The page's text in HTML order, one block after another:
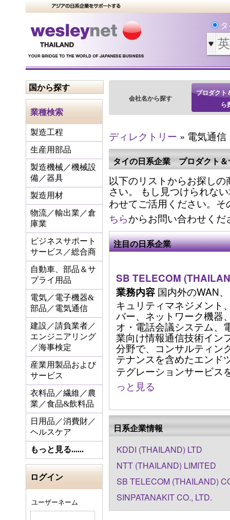
国から探す
業種検索
製造工程
生産用部品
製造機械／機械設
備／器具
製造用材
物流／輸出業／倉
庫業
ビジネスサポート
サービス／総合商
自動車、部品＆サ
プライ用品
電気／電子機器&
部品／電気通信
建設／請負業者／
エンジニアリング
／海事検定
産業用製品および
サービス
衣料品／繊維／農
業／食品&飲料品
日用品／消費財／
ヘルスケア
もっと見る......
ログイン
ユーザーネーム
会社名から探す
プロダクト
ら
ディレクトリー » 電気通信
タイの日系企業 プロダクト＆
以下のリストからお探し
さい。 もし見つけられな
わせてご活用ください。
ちらからお問い合わせくだ
注目の日系企業
SB TELECOM
業務内容 国内外のWAN
キュリティマネジメント
バー、ネットワーク機器
オ・電話会議システム、
業向け情報通信技術イン
分野で、コンサルティン
テナンスを含めたエンド
テグレーションサービス
っと見る
日系企業情報
KDDI (THAILAND) LTD
NTT (THAILAND) LIMITED
SB TELECOM (THAILAND)
SINPATANAKIT CO., LTD.